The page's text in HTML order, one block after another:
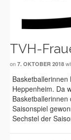
TVH-
on 7. OKTOBER 2018
Heppenheim. Da
Saisonspiel
Sechstel der